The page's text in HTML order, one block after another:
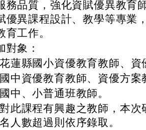
務品質，強化資賦優異教育
優異課程設計、教學等專業
育工作。
對象：
花蓮縣國小資優教育教師、資
國中資優教育教師、資優方案
國中、小普通班教師。
對此課程有興趣之教師，本
名人數超過則依序錄取。